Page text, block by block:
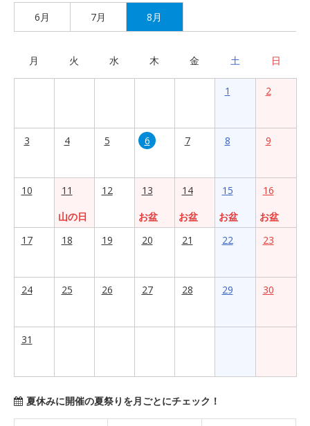
6月 7月 8月
月 火 水 木 金 土 日
1 2
3 4 5 6 7 8 9
10
11
山の日
12
13
お盆
14
お盆
15
お盆
16
お盆
17
18 19 20 21 22 23
24 25 26 27 28 29 30
31
夏休みに開催の夏祭りを月ごとにチェック！